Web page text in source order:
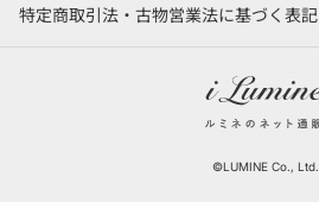
特定商取引法・古物営業法に基づく表記
©LUMINE Co., Ltd.